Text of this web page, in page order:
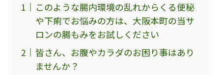
このような腸内環境の乱れからくる便秘
や下痢でお悩みの方は、大阪本町の当サ
ロンの腸もみをお試しください
皆さん、お腹やカラダのお困り事はあり
ませんか？